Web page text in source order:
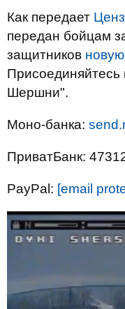
Как передает
передан бойцам
защитников
Шершни".
Моно-банка:
ПриватБанк:
PayPal: [email